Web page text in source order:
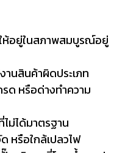
ห้อยู่ในสภาพสมบูรณ์อยู่
านสินค้าผิดประเภท
ด หรือด่างทำความ
ม่ได้มาตรฐาน
หรือใกล้เปลวไฟ